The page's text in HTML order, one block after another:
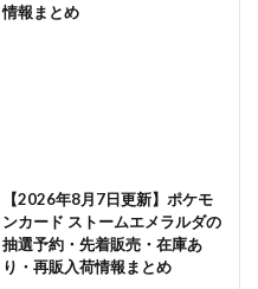
情報まとめ
【2026年8月7日更新】ポケモ
ンカード ストームエメラルダの
抽選予約・先着販売・在庫あ
り・再販入荷情報まとめ